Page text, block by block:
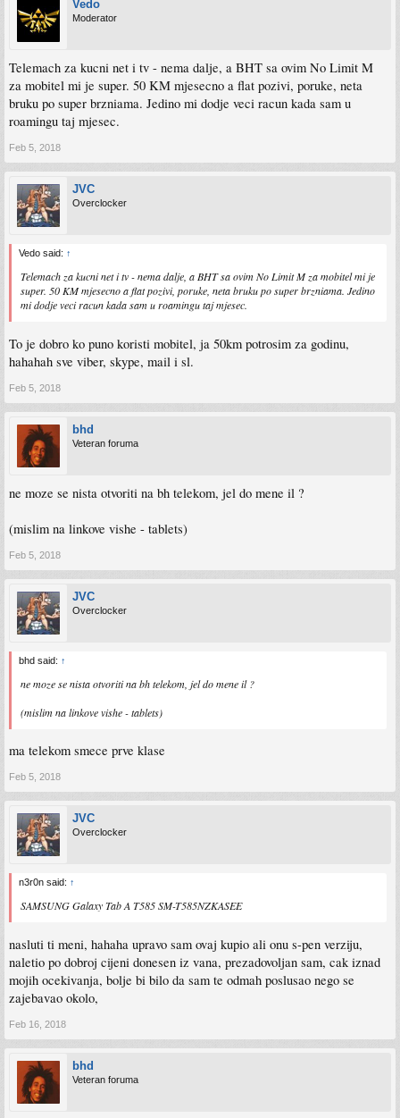
Vedo
Moderator
Telemach za kucni net i tv - nema dalje, a BHT sa ovim No Limit M
za mobitel mi je super. 50 KM mjesecno a flat pozivi, poruke, neta
bruku po super brzniama. Jedino mi dodje veci racun kada sam u
roamingu taj mjesec.
Feb 5, 2018
JVC
Overclocker
Vedo said: ↑
Telemach za kucni net i tv - nema dalje, a BHT sa ovim No Limit M za mobitel mi je
super. 50 KM mjesecno a flat pozivi, poruke, neta bruku po super brzniama. Jedino
mi dodje veci racun kada sam u roamingu taj mjesec.
To je dobro ko puno koristi mobitel, ja 50km potrosim za godinu,
hahahah sve viber, skype, mail i sl.
Feb 5, 2018
bhd
Veteran foruma
ne moze se nista otvoriti na bh telekom, jel do mene il ?
(mislim na linkove vishe - tablets)
Feb 5, 2018
JVC
Overclocker
bhd said: ↑
ne moze se nista otvoriti na bh telekom, jel do mene il ?
(mislim na linkove vishe - tablets)
ma telekom smece prve klase
Feb 5, 2018
JVC
Overclocker
n3r0n said: ↑
SAMSUNG Galaxy Tab A T585 SM-T585NZKASEE
nasluti ti meni, hahaha upravo sam ovaj kupio ali onu s-pen verziju,
naletio po dobroj cijeni donesen iz vana, prezadovoljan sam, cak iznad
mojih ocekivanja, bolje bi bilo da sam te odmah poslusao nego se
zajebavao okolo,
Feb 16, 2018
bhd
Veteran foruma